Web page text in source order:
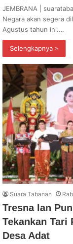
JEMBRANA |
Negara akan segera
Agustus tahun ini.…
Selengkapnya »
Suara Tabanan
Tresna lan
Tekankan Tari
Desa Adat